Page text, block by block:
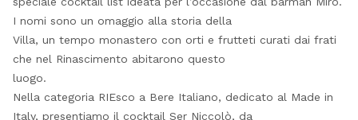
I nomi sono un omaggio alla storia della
Villa, un tempo monastero con orti e frutteti curati dai frati
che nel Rinascimento abitarono questo
luogo.
Nella categoria RIEsco a Bere Italiano, dedicato al Made in
Italy, presentiamo il cocktail Ser Niccolò, da